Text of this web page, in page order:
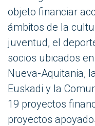
objeto financiar
ámbitos de la
juventud, el
socios ubicados
Nueva-Aquitania,
Euskadi y la
19 proyectos
proyectos